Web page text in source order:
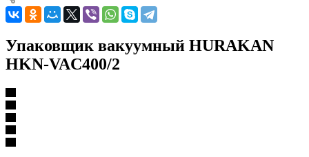
Упаковщик вакуумный HURAKAN
HKN-VAC400/2